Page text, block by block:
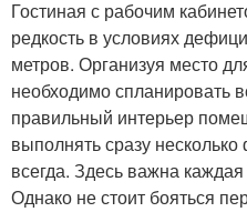
Гостиная с рабочим
редкость в условиях
метров. Организуя место
необходимо спланировать
правильный интерьер
выполнять сразу
всегда. Здесь важна
Однако не стоит бояться